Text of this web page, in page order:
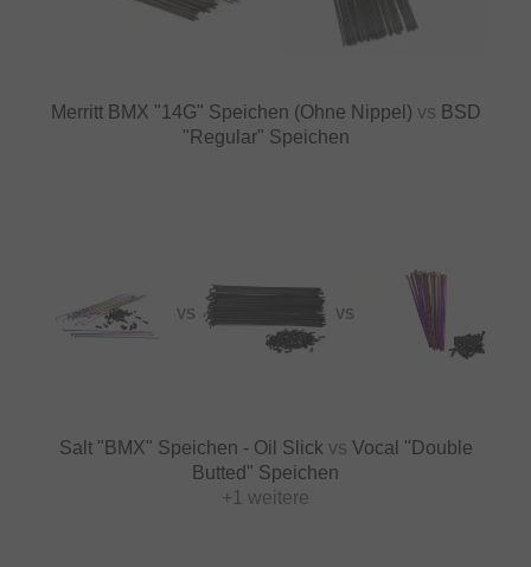
Merritt BMX "14G" Speichen (Ohne Nippel) vs BSD
"Regular" Speichen
VS VS
Salt "BMX" Speichen - Oil Slick vs Vocal "Double
Butted" Speichen
+1 weitere